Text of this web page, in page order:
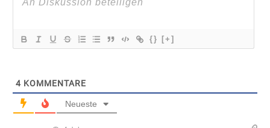
{} [+]
4 KOMMENTARE
Neueste